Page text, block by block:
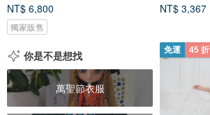
NT$ 6,800
獨家販售
NT$ 3,367
你是不是想找
萬聖節衣服
免運 45 折